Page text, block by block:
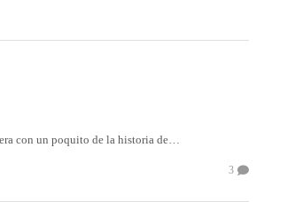
con un poquito de la historia de…
3